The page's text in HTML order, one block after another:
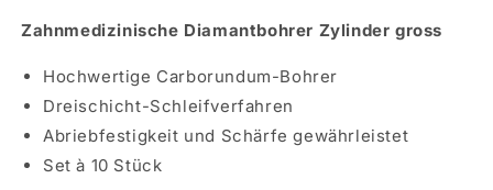
Zahnmedizinische Diamantbohrer Zylinder gross
Hochwertige Carborundum-Bohrer
Dreischicht-Schleifverfahren
Abriebfestigkeit und Schärfe gewährleistet
Set à 10 Stück